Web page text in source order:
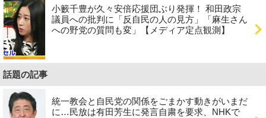
小籔千豊が久々安倍応援団ぶり発揮！ 和田政宗
議員への批判に「反自民の人の見方」「麻生さん
への野党の質問も変」【メディア定点観測】
話題の記事
統一教会と自民党の関係をごまかす動きがいまだ
に…民放は有田芳生に発言自粛を要求、NHKで